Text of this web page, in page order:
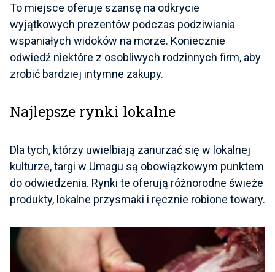
To miejsce oferuje szansę na odkrycie
wyjątkowych prezentów podczas podziwiania
wspaniałych widoków na morze. Koniecznie
odwiedź niektóre z osobliwych rodzinnych firm, aby
zrobić bardziej intymne zakupy.
Najlepsze rynki lokalne
Dla tych, którzy uwielbiają zanurzać się w lokalnej
kulturze, targi w Umagu są obowiązkowym punktem
do odwiedzenia. Rynki te oferują różnorodne świeże
produkty, lokalne przysmaki i ręcznie robione towary.